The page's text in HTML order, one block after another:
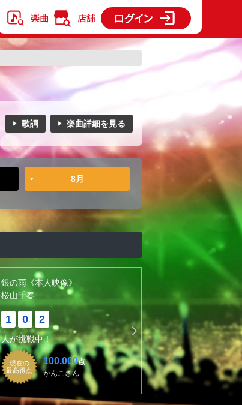
歌詞 楽曲詳細を見る
8月
銀の雨《本人映像》
松山千春
1 0 2
人が挑戦中！
現在の
最高得点
100.000点
かんこさん